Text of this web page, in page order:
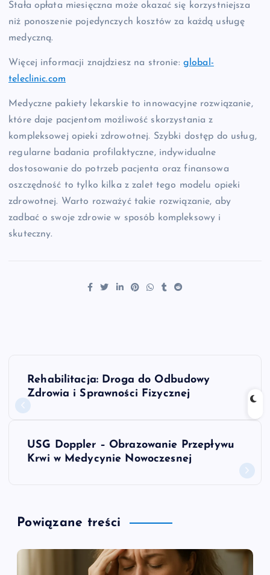
Stała opłata miesięczna może okazać się korzystniejsza
niż ponoszenie pojedynczych kosztów za każdą usługę
medyczną.
Więcej informacji znajdziesz na stronie: global-
teleclinic.com
Medyczne pakiety lekarskie to innowacyjne rozwiązanie,
które daje pacjentom możliwość skorzystania z
kompleksowej opieki zdrowotnej. Szybki dostęp do usług,
regularne badania profilaktyczne, indywidualne
dostosowanie do potrzeb pacjenta oraz finansowa
oszczędność to tylko kilka z zalet tego modelu opieki
zdrowotnej. Warto rozważyć takie rozwiązanie, aby
zadbać o swoje zdrowie w sposób kompleksowy i
skuteczny.
N
a
a
c
Rehabilitacja: Droga do Odbudowy
Zdrowia i Sprawności Fizycznej
USG Doppler – Obrazowanie Przepływu
Krwi w Medycynie Nowoczesnej
Powiązane treści